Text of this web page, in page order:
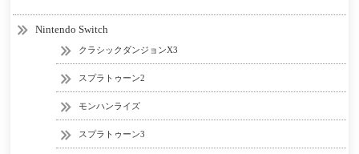
Nintendo Switch
クラシックダンジョンX3
スプラトゥーン2
モンハンライズ
スプラトゥーン3